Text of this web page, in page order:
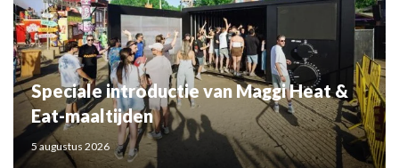
Speciale introductie van Maggi Heat &
Eat-maaltijden
5 augustus 2026